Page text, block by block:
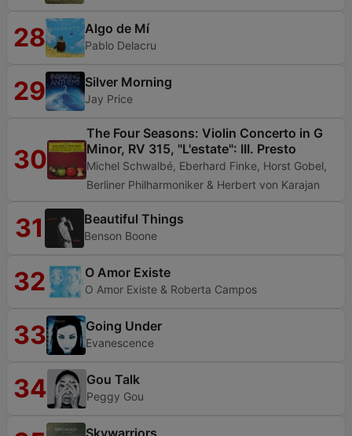
28 Algo de Mí
Pablo Delacru
29 Silver Morning
Jay Price
30
The Four Seasons: Violin Concerto in G
Minor, RV 315, "L'estate": III. Presto
Michel Schwalbé, Eberhard Finke, Horst Gobel,
Berliner Philharmoniker & Herbert von Karajan
31 Beautiful Things
Benson Boone
32 O Amor Existe
O Amor Existe & Roberta Campos
33 Going Under
Evanescence
34 Gou Talk
Peggy Gou
Skywarriors